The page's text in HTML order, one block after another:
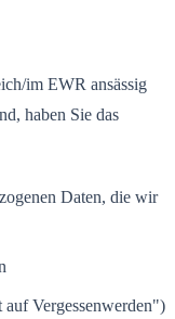
im EWR ansässig
haben Sie das
Daten, die wir
Vergessenwerden")